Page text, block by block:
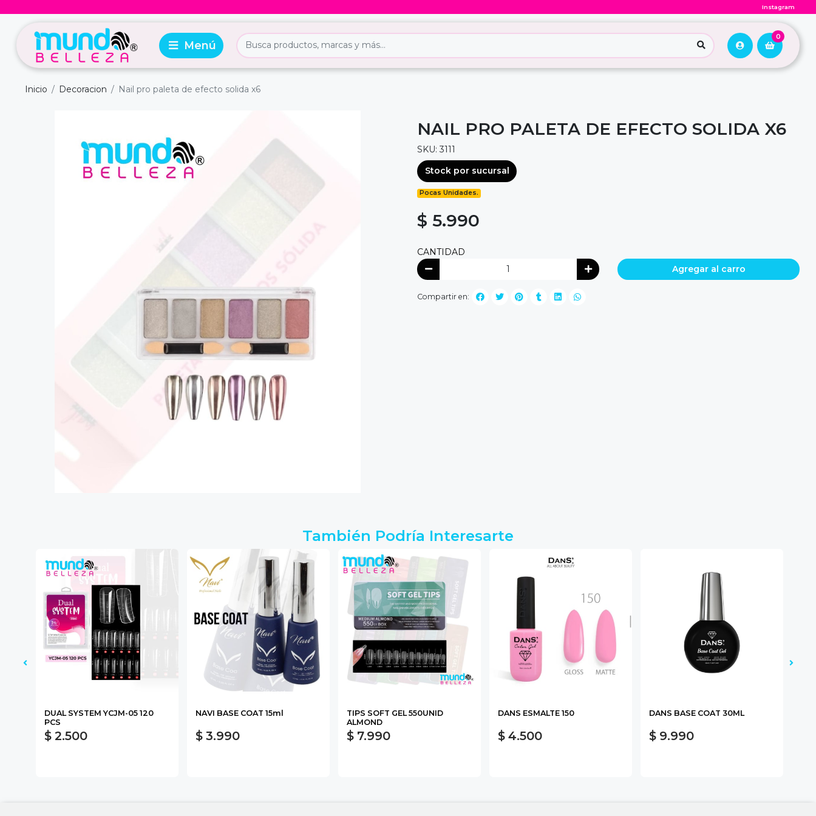
Instagram
0
Inicio Decoracion Nail pro paleta de efecto solida x6
NAIL PRO PALETA DE EFECTO SOLIDA X6
SKU: 3111
Stock por sucursal
Pocas Unidades.
$ 5.990
CANTIDAD
Agregar al carro
Compartir en:
También Podría Interesarte
DUAL SYSTEM YCJM-05 120
PCS
$ 2.500
NAVI BASE COAT 15ml
$ 3.990
TIPS SOFT GEL 550UNID
ALMOND
$ 7.990
DANS ESMALTE 150
$ 4.500
DANS BASE COAT 30ML
$ 9.990